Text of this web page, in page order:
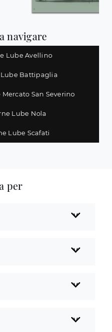
navigare
Lube Avellino
Battipaglia
San Severino
Lube Nola
Lube Scafati
per